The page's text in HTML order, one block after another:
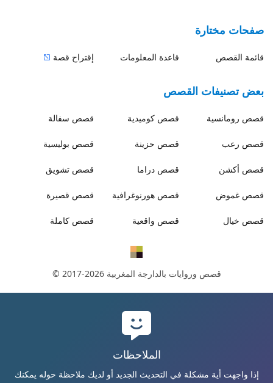
صفحات مختارة
قائمة القصص قاعدة المعلومات إقتراح قصة
بعض تصنيفات القصص
قصص رومانسية قصص كوميدية قصص سفالة
قصص رعب قصص حزينة قصص بوليسية
قصص أكشن قصص دراما قصص تشويق
قصص غموض قصص هورنوغرافية قصص قصيرة
قصص خيال قصص واقعية قصص كاملة
قصص وروايات بالدارجة المغربية© 2017-2026
الملاحظات
إذا واجهت أية مشكلة في التحديث الجديد أو لديك ملاحظة حوله يمكنك